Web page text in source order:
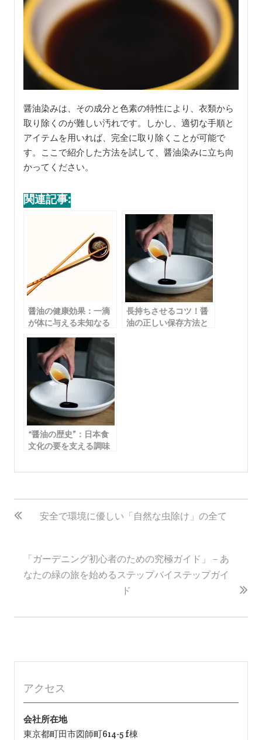
醤油染みは、その成分と色素の特性により、衣類から
取り除くのが難しい汚れです。しかし、適切な手順と
アイテムを用いれば、完全に取り除くことが可能で
す。ここで紹介した方法を試して、醤油染みに立ち向
かってください。
関連記事:
醤油の健康効果：一滴
が体に与える未知なる
長持ちさせるコツ！醤
油の正しい保存方法と
“醤油の歴史”：日本食
文化の要を支える調味
投
稿
ビ
ゲ
シ
安全で環境に優しい「自然な虫除け」の全て
「ガーデニング初心者のための究極ガイド」－あ
なたの緑の旅を始めるステップバイステップガイ
ド
アクセス
会社所在地
東京都町田市図師町614-5 f棟